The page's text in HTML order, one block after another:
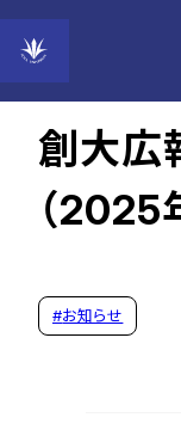
2025年07月11日
創大広
（2025
#お知らせ